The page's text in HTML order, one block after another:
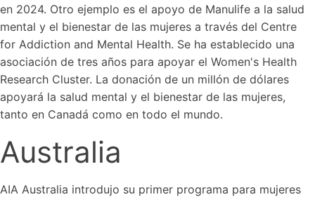
en 2024. Otro ejemplo es el apoyo de Manulife a la salud
mental y el bienestar de las mujeres a través del Centre
for Addiction and Mental Health. Se ha establecido una
asociación de tres años para apoyar el Women's Health
Research Cluster. La donación de un millón de dólares
apoyará la salud mental y el bienestar de las mujeres,
tanto en Canadá como en todo el mundo.
Australia
AIA Australia introdujo su primer programa para mujeres